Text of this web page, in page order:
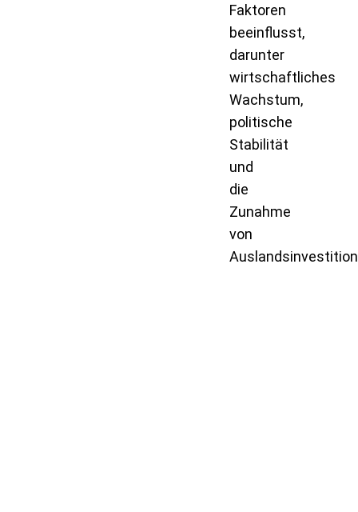
Faktoren
beeinflusst,
darunter
wirtschaftliches
Wachstum,
politische
Stabilität
und
die
Zunahme
von